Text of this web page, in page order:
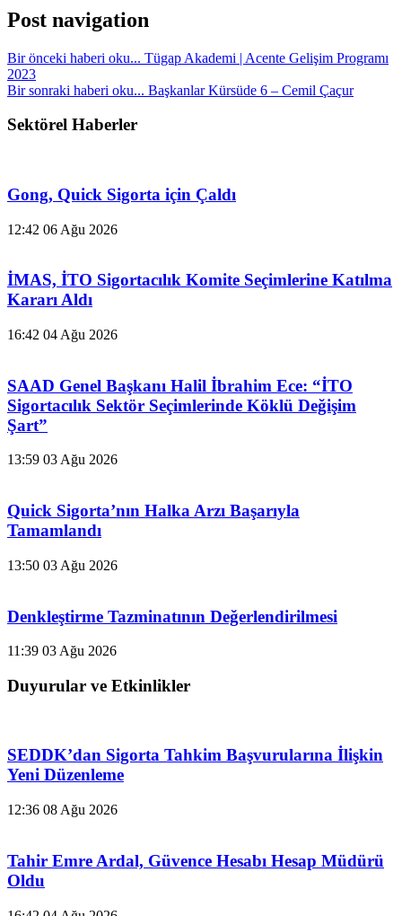
Post navigation
Bir önceki haberi oku... Tügap Akademi | Acente Gelişim Programı
2023
Bir sonraki haberi oku... Başkanlar Kürsüde 6 – Cemil Çaçur
Sektörel Haberler
Gong, Quick Sigorta için Çaldı
12:42 06 Ağu 2026
İMAS, İTO Sigortacılık Komite Seçimlerine Katılma
Kararı Aldı
16:42 04 Ağu 2026
SAAD Genel Başkanı Halil İbrahim Ece: “İTO
Sigortacılık Sektör Seçimlerinde Köklü Değişim
Şart”
13:59 03 Ağu 2026
Quick Sigorta’nın Halka Arzı Başarıyla
Tamamlandı
13:50 03 Ağu 2026
Denkleştirme Tazminatının Değerlendirilmesi
11:39 03 Ağu 2026
Duyurular ve Etkinlikler
SEDDK’dan Sigorta Tahkim Başvurularına İlişkin
Yeni Düzenleme
12:36 08 Ağu 2026
Tahir Emre Ardal, Güvence Hesabı Hesap Müdürü
Oldu